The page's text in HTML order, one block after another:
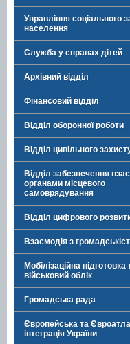
Управління соціального
населення
Служба у справах дітей
Архівний відділ
Фінансовий відділ
Відділ оборонної роботи
Відділ цивільного
Відділ забезпечення
органами місцевого
самоврядування
Відділ цифрового
Взаємодія з
Мобілізаційна підготовка
військовий облік
Громадська рада
Європейська та
інтеграція України